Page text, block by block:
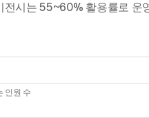
전시는 55~60% 활용률로 운
인원 수